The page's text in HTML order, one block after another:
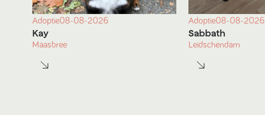
Adoptie08-08-2026
Kay
Maasbree
Adoptie08-08-2026
Sabbath
Leidschendam